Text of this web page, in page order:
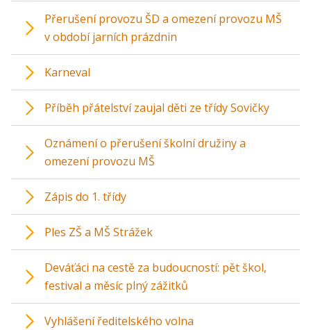
Přerušení provozu ŠD a omezení provozu MŠ
v období jarních prázdnin
Karneval
Příběh přátelství zaujal děti ze třídy Sovičky
Oznámení o přerušení školní družiny a
omezení provozu MŠ
Zápis do 1. třídy
Ples ZŠ a MŠ Strážek
Deváťáci na cestě za budoucností: pět škol,
festival a měsíc plný zážitků
Vyhlášení ředitelského volna